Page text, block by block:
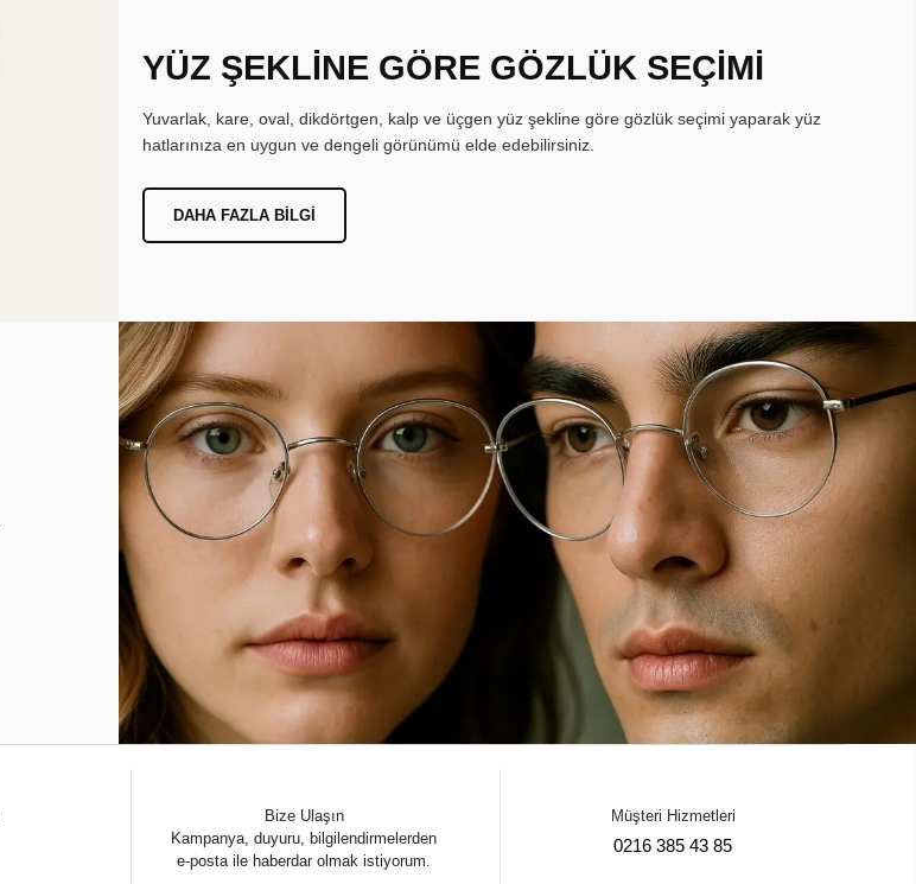
YÜZ ŞEKLİNE GÖRE GÖZLÜK SEÇİMİ
Yuvarlak, kare, oval, dikdörtgen, kalp ve üçgen yüz şekline göre gözlük seçimi yaparak yüz
hatlarınıza en uygun ve dengeli görünümü elde edebilirsiniz.
DAHA FAZLA BILGI
Bize Ulaşın
Kampanya, duyuru, bilgilendirmelerden
e-posta ile haberdar olmak istiyorum.
Müşteri Hizmetleri
0216 385 43 85